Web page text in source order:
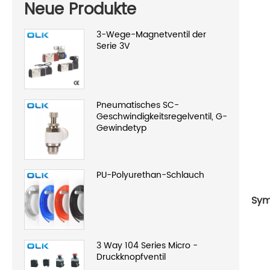
Neue Produkte
3-Wege-Magnetventil der
Serie 3V
Pneumatisches SC-
Geschwindigkeitsregelventil, G-
Gewindetyp
PU-Polyurethan-Schlauch
3 Way 104 Series Micro -
Druckknopfventil